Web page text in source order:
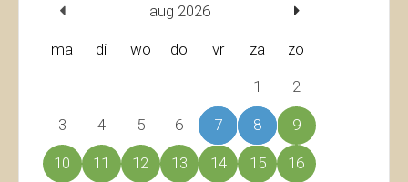
aug 2026
ma di wo do vr za zo
1 2
3 4 5 6 7 8 9
10 11 12 13 14 15 16